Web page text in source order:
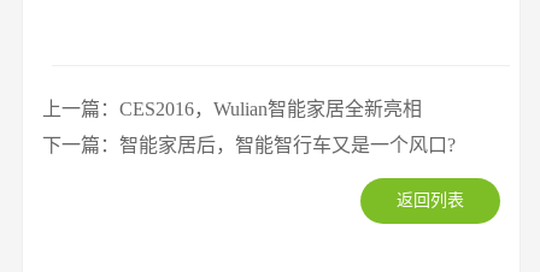
上一篇：CES2016，Wulian智能家居全新亮相
下一篇：智能家居后，智能智行车又是一个风口?
返回列表